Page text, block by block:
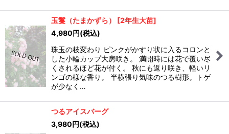
玉鬘（たまかずら） [2年生大苗]
4,980円(税込)
珠玉の枝変わり ピンクがかすり状に入るコロンと
した小輪カップ大房咲き。 満開時には花で覆い尽
くされるほど花が付く。 秋にも返り咲き、軽いリ
ンゴの様な香り。 半横張り気味のつる樹形。トゲ
が少なく…
つるアイスバーグ
3,980円(税込)